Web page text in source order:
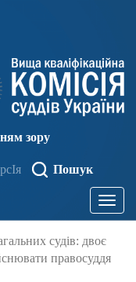
зору
Пошук
Toggle
судів: двоє
правосуддя